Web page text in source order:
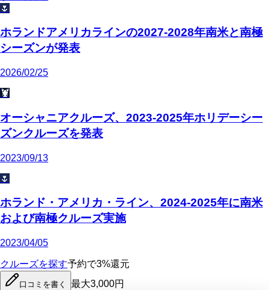
🌷
ホランドアメリカラインの2027-2028年南米と南極
シーズンが発表
2026/02/25
🦞
オーシャニアクルーズ、2023-2025年ホリデーシー
ズンクルーズを発表
2023/09/13
🌷
ホランド・アメリカ・ライン、2024-2025年に南米
および南極クルーズ実施
2023/04/05
クルーズを探す予約で3%還元
口コミを書く 最大3,000円